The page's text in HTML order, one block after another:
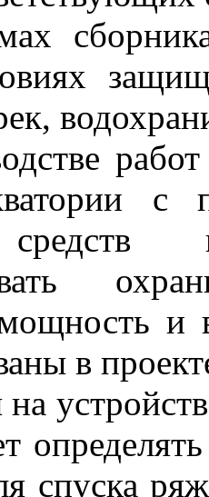
с
мощность
в
спуска